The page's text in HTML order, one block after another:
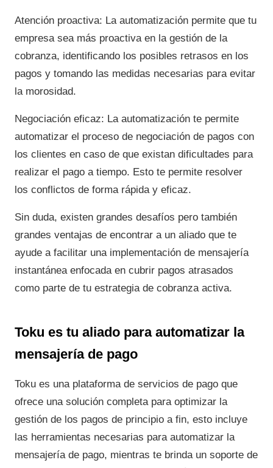
Atención proactiva: La automatización permite que tu
empresa sea más proactiva en la gestión de la
cobranza, identificando los posibles retrasos en los
pagos y tomando las medidas necesarias para evitar
la morosidad.
Negociación eficaz: La automatización te permite
automatizar el proceso de negociación de pagos con
los clientes en caso de que existan dificultades para
realizar el pago a tiempo. Esto te permite resolver
los conflictos de forma rápida y eficaz.
Sin duda, existen grandes desafíos pero también
grandes ventajas de encontrar a un aliado que te
ayude a facilitar una implementación de mensajería
instantánea enfocada en cubrir pagos atrasados
como parte de tu estrategia de cobranza activa.
Toku es tu aliado para automatizar la
mensajería de pago
Toku es una plataforma de servicios de pago que
ofrece una solución completa para optimizar la
gestión de los pagos de principio a fin, esto incluye
las herramientas necesarias para automatizar la
mensajería de pago, mientras te brinda un soporte de